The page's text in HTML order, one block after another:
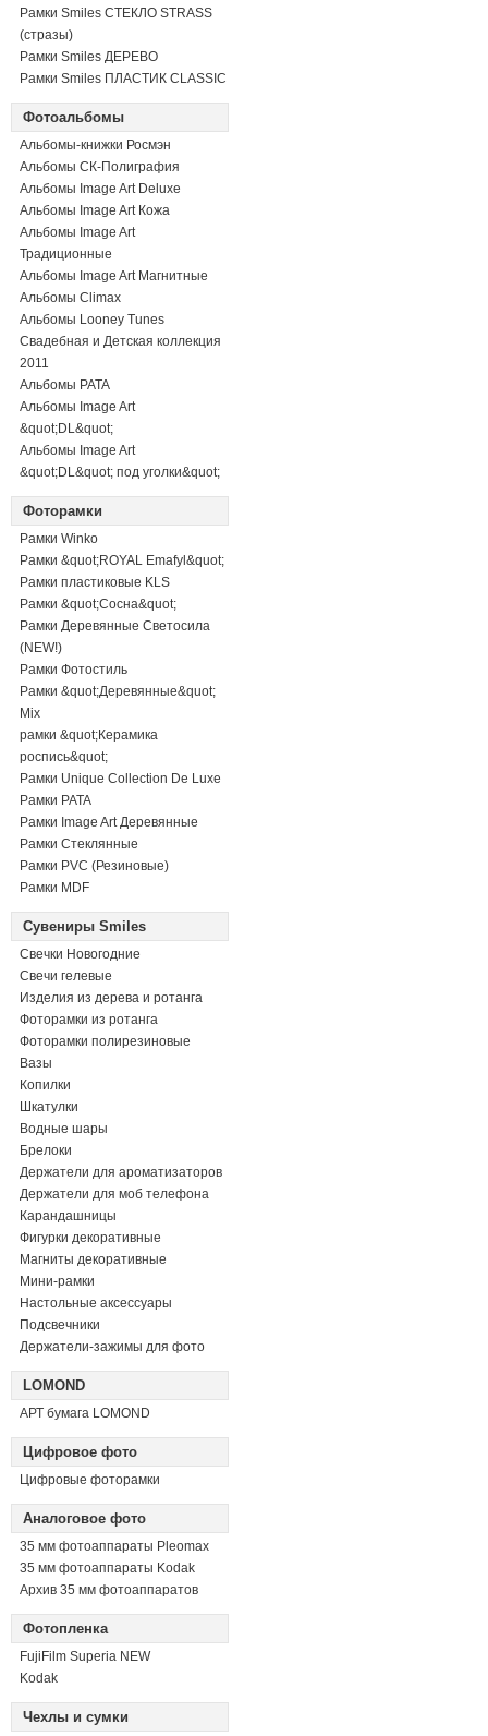
Рамки Smiles СТЕКЛО STRASS
(стразы)
Рамки Smiles ДЕРЕВО
Рамки Smiles ПЛАСТИК CLASSIC
Фотоальбомы
Альбомы-книжки Росмэн
Альбомы СК-Полиграфия
Альбомы Image Art Deluxe
Альбомы Image Art Кожа
Альбомы Image Art
Традиционные
Альбомы Image Art Магнитные
Альбомы Climax
Альбомы Looney Tunes
Свадебная и Детская коллекция
2011
Альбомы PATA
Альбомы Image Art
&quot;DL&quot;
Альбомы Image Art
&quot;DL&quot; под уголки&quot;
Фоторамки
Рамки Winko
Рамки &quot;ROYAL Emafyl&quot;
Рамки пластиковые KLS
Рамки &quot;Сосна&quot;
Рамки Деревянные Светосила
(NEW!)
Рамки Фотостиль
Рамки &quot;Деревянные&quot;
Mix
рамки &quot;Керамика
роспись&quot;
Рамки Unique Collection De Luxe
Рамки PATA
Рамки Image Art Деревянные
Рамки Стеклянные
Рамки PVC (Резиновые)
Рамки MDF
Сувениры Smiles
Свечки Новогодние
Свечи гелевые
Изделия из дерева и ротанга
Фоторамки из ротанга
Фоторамки полирезиновые
Вазы
Копилки
Шкатулки
Водные шары
Брелоки
Держатели для ароматизаторов
Держатели для моб телефона
Карандашницы
Фигурки декоративные
Магниты декоративные
Мини-рамки
Настольные аксессуары
Подсвечники
Держатели-зажимы для фото
LOMOND
АРТ бумага LOMOND
Цифровое фото
Цифровые фоторамки
Аналоговое фото
35 мм фотоаппараты Pleomax
35 мм фотоаппараты Kodak
Архив 35 мм фотоаппаратов
Фотопленка
FujiFilm Superia NEW
Kodak
Чехлы и сумки